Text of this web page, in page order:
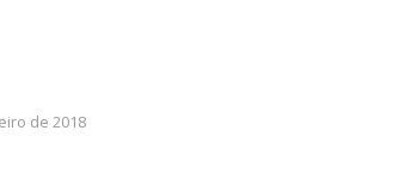
de 2018